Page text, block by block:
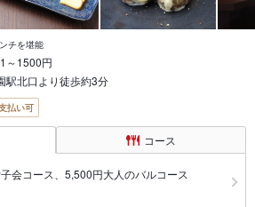
チを堪能
～1500円
駅北口より徒歩約3分
払い可
コース
子会コース、5,500円大人のバルコース